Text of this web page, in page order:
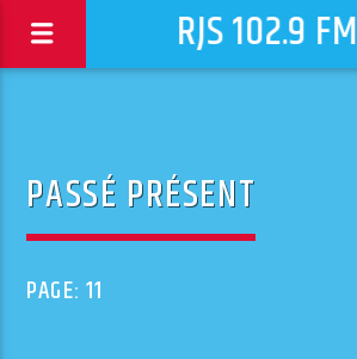
RJS 102.9 FM
PASSÉ PRÉSENT
PAGE: 11